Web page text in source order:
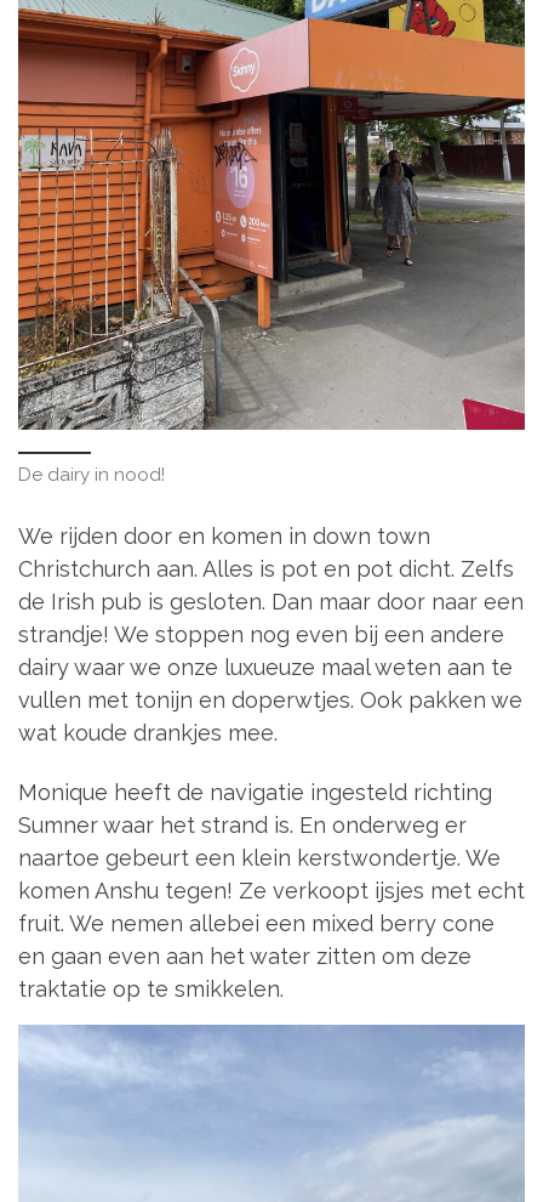
De dairy in nood!
We rijden door en komen in down town
Christchurch aan. Alles is pot en pot dicht. Zelfs
de Irish pub is gesloten. Dan maar door naar een
strandje! We stoppen nog even bij een andere
dairy waar we onze luxueuze maal weten aan te
vullen met tonijn en doperwtjes. Ook pakken we
wat koude drankjes mee.
Monique heeft de navigatie ingesteld richting
Sumner waar het strand is. En onderweg er
naartoe gebeurt een klein kerstwondertje. We
komen Anshu tegen! Ze verkoopt ijsjes met echt
fruit. We nemen allebei een mixed berry cone
en gaan even aan het water zitten om deze
traktatie op te smikkelen.